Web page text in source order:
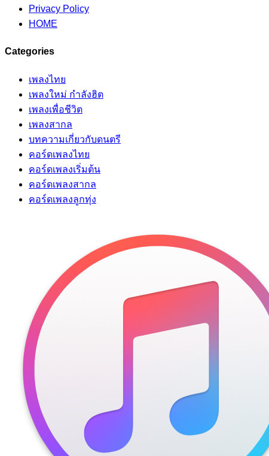
Privacy Policy
HOME
Categories
เพลงไทย
เพลงใหม่ กำลังฮิต
เพลงเพื่อชีวิต
เพลงสากล
บทความเกี่ยวกับดนตรี
คอร์ดเพลงไทย
คอร์ดเพลงเริ่มต้น
คอร์ดเพลงสากล
คอร์ดเพลงลูกทุ่ง